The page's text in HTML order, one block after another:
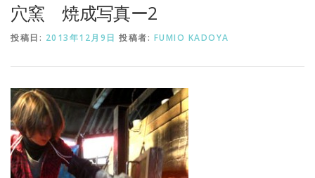
ENGLISH
穴窯 焼成写真ー2
投稿日: 2013年12月9日 投稿者: FUMIO KADOYA